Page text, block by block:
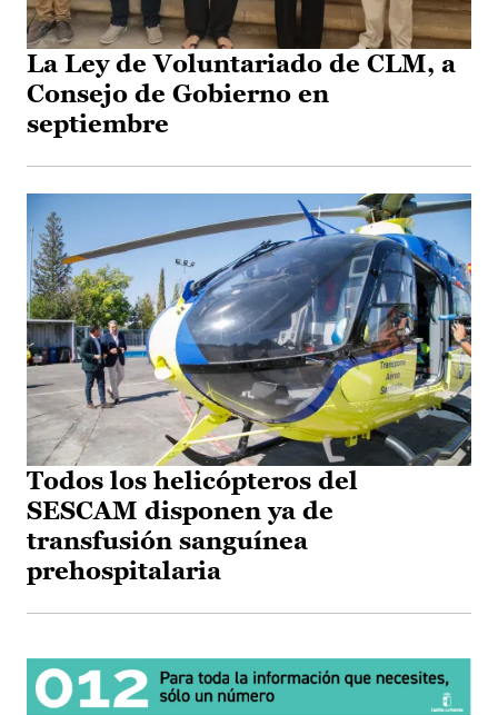
La Ley de Voluntariado de CLM, a
Consejo de Gobierno en
septiembre
Todos los helicópteros del
SESCAM disponen ya de
transfusión sanguínea
prehospitalaria